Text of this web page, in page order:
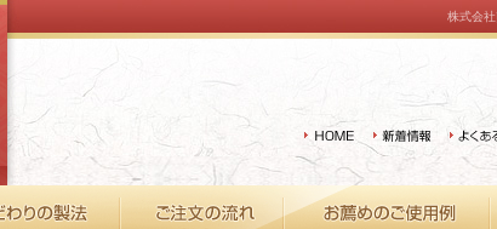
株式会